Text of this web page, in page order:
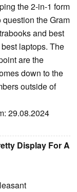
the 2-in-1 form
question the Gram
and best
laptops. The
are the
down to the
outside of
29.08.2024
Display For A